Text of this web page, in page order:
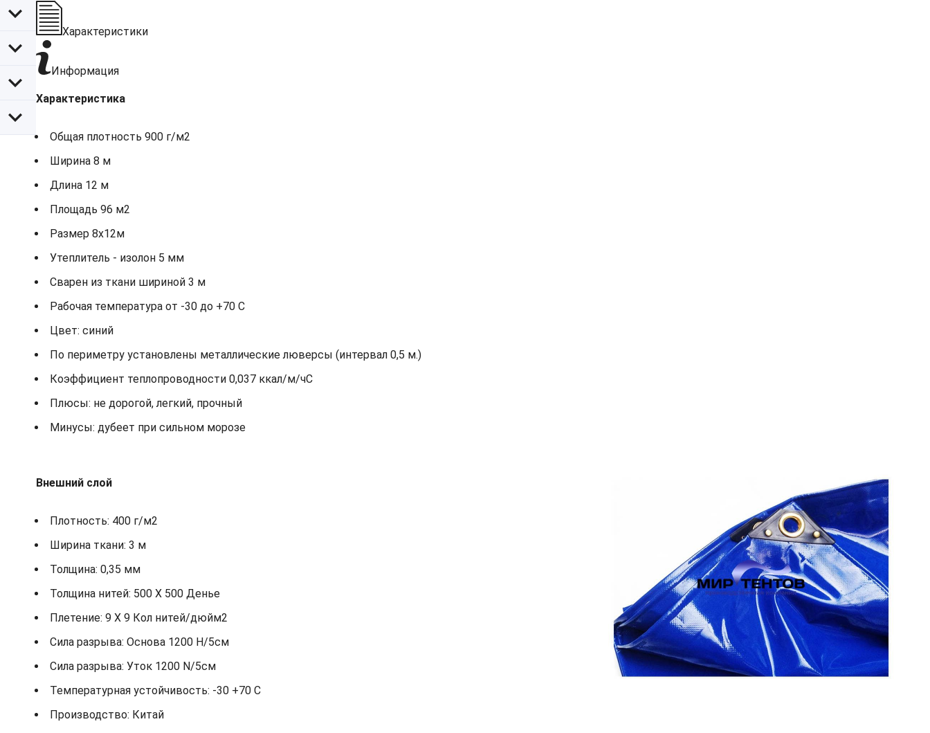
Характеристики
Информация
Характеристика
Общая плотность 900 г/м2
Ширина 8 м
Длина 12 м
Площадь 96 м2
Размер 8х12м
Утеплитель - изолон 5 мм
Сварен из ткани шириной 3 м
Рабочая температура от -30 до +70 С
Цвет: синий
По периметру установлены металлические люверсы (интервал 0,5 м.)
Коэффициент теплопроводности 0,037 ккал/м/чС
Плюсы: не дорогой, легкий, прочный
Минусы: дубеет при сильном морозе
Внешний слой
Плотность: 400 г/м2
Ширина ткани: 3 м
Толщина: 0,35 мм
Толщина нитей: 500 X 500 Денье
Плетение: 9 X 9 Кол нитей/дюйм2
Сила разрыва: Основа 1200 Н/5см
Сила разрыва: Уток 1200 N/5см
Температурная устойчивость: -30 +70 С
Производство: Китай